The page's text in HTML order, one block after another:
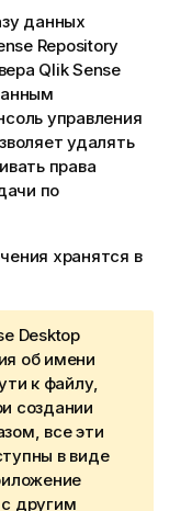
данных
Repository
Qlik Sense
управления
удалять
права
по
хранятся в
Desktop
об имени
к файлу,
создании
все эти
в виде
другим